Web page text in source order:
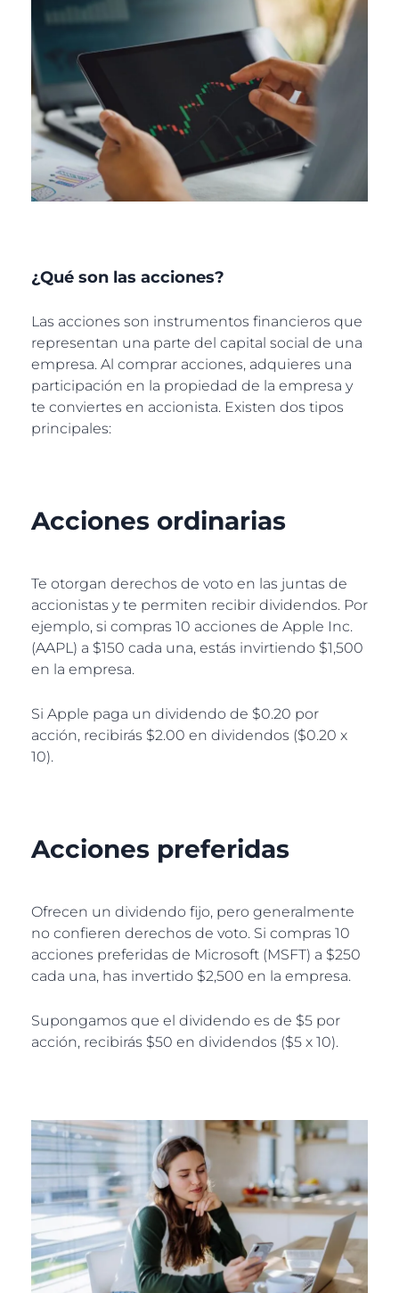
¿Qué son las acciones?
Las acciones son instrumentos financieros que
representan una parte del capital social de una
empresa. Al comprar acciones, adquieres una
participación en la propiedad de la empresa y
te conviertes en accionista. Existen dos tipos
principales:
Acciones ordinarias
Te otorgan derechos de voto en las juntas de
accionistas y te permiten recibir dividendos. Por
ejemplo, si compras 10 acciones de Apple Inc.
(AAPL) a $150 cada una, estás invirtiendo $1,500
en la empresa.
Si Apple paga un dividendo de $0.20 por
acción, recibirás $2.00 en dividendos ($0.20 x
10).
Acciones preferidas
Ofrecen un dividendo fijo, pero generalmente
no confieren derechos de voto. Si compras 10
acciones preferidas de Microsoft (MSFT) a $250
cada una, has invertido $2,500 en la empresa.
Supongamos que el dividendo es de $5 por
acción, recibirás $50 en dividendos ($5 x 10).